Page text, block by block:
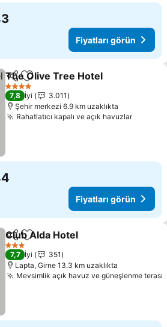
Fiyatları görün
PaylaşFavorilerime ekle
The Olive Tree Hotel
4 Yıldız
7,8 İyi
3.011
Şehir merkezi 6.9 km uzaklıkta
Rahatlatıcı kapalı ve açık havuzlar
Fiyatları görün
PaylaşFavorilerime ekle
Club Alda Hotel
3 Yıldız
7,7 İyi
351
Lapta, Girne 13.3 km uzaklıkta
Mevsimlik açık havuz ve güneşlenme terası